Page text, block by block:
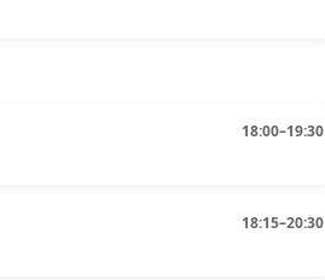
18:00–19:30
18:15–20:30